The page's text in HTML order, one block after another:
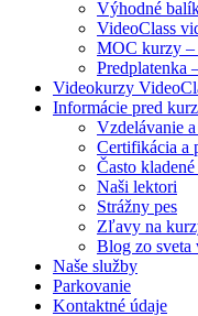
Výhodné
VideoClass
MOC kurzy –
Predplatenka
Videokurzy
Informácie pred
Vzdelávanie
Certifikácia a
Často
Naši lektori
Strážny pes
Zľavy na
Blog zo sveta
Naše služby
Parkovanie
Kontaktné údaje